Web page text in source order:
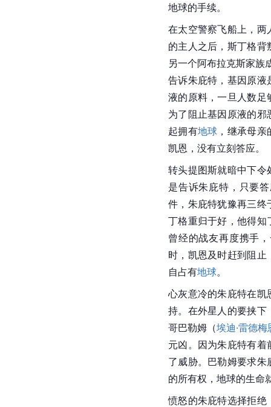
地球的手续。
在太空警察飞船上，
的主人之后，斯丁格
另一个阿布拉克斯家族
告诉朱庇特，基因原液
液的原料，一旦人数足
为了阻止基因原液的
起拥有地球 ，继承母
凯恩，没有立刻答应。
转头提图斯就暗中下令
是告诉朱庇特，只要
件，朱庇特犹豫再三终
丁格重归于好，他得知
曾经的战友再度携手
时，凯恩及时赶到阻
自占有地球。
心灰意冷的朱庇特在
持。在外星人的要挟下
哥巴勒姆（埃迪·雷德梅
元凶。因为朱庇特有着
了威胁。巴勒姆要求
的所有权，地球的生命
愤怒的朱庇特选择拒绝